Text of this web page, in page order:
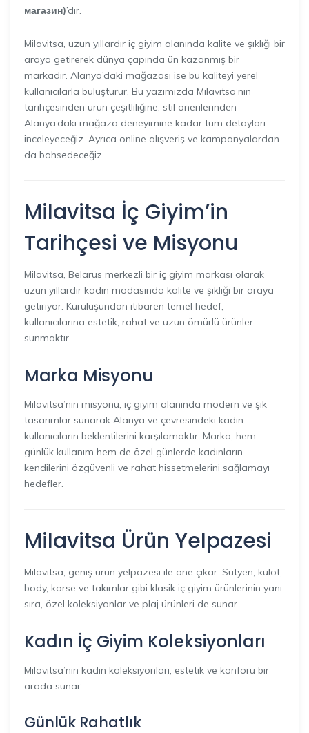
магазин)’dır.
Milavitsa, uzun yıllardır iç giyim alanında kalite ve şıklığı bir
araya getirerek dünya çapında ün kazanmış bir
markadır. Alanya’daki mağazası ise bu kaliteyi yerel
kullanıcılarla buluşturur. Bu yazımızda Milavitsa’nın
tarihçesinden ürün çeşitliliğine, stil önerilerinden
Alanya’daki mağaza deneyimine kadar tüm detayları
inceleyeceğiz. Ayrıca online alışveriş ve kampanyalardan
da bahsedeceğiz.
Milavitsa İç Giyim’in
Tarihçesi ve Misyonu
Milavitsa, Belarus merkezli bir iç giyim markası olarak
uzun yıllardır kadın modasında kalite ve şıklığı bir araya
getiriyor. Kuruluşundan itibaren temel hedef,
kullanıcılarına estetik, rahat ve uzun ömürlü ürünler
sunmaktır.
Marka Misyonu
Milavitsa’nın misyonu, iç giyim alanında modern ve şık
tasarımlar sunarak Alanya ve çevresindeki kadın
kullanıcıların beklentilerini karşılamaktır. Marka, hem
günlük kullanım hem de özel günlerde kadınların
kendilerini özgüvenli ve rahat hissetmelerini sağlamayı
hedefler.
Milavitsa Ürün Yelpazesi
Milavitsa, geniş ürün yelpazesi ile öne çıkar. Sütyen, külot,
body, korse ve takımlar gibi klasik iç giyim ürünlerinin yanı
sıra, özel koleksiyonlar ve plaj ürünleri de sunar.
Kadın İç Giyim Koleksiyonları
Milavitsa’nın kadın koleksiyonları, estetik ve konforu bir
arada sunar.
Günlük Rahatlık